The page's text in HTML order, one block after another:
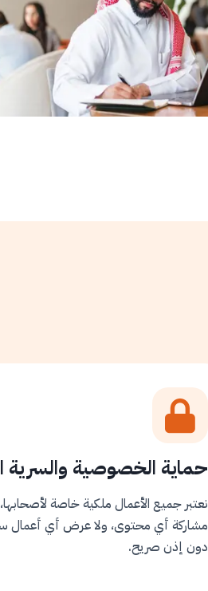
حماية الخصوصية والسرية
نعتبر جميع الأعمال ملكية خاصة
مشاركة أي محتوى، ولا عرض أي أعمال
دون إذن صريح.